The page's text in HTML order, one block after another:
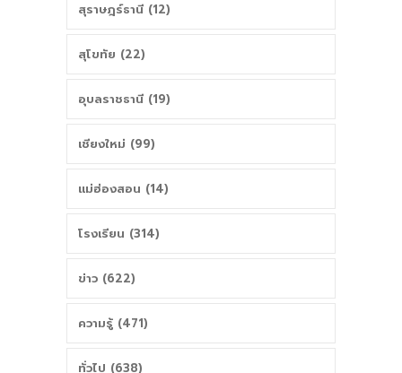
สุราษฎร์ธานี (12)
สุโขทัย (22)
อุบลราชธานี (19)
เชียงใหม่ (99)
แม่ฮ่องสอน (14)
โรงเรียน (314)
ข่าว (622)
ความรู้ (471)
ทั่วไป (638)